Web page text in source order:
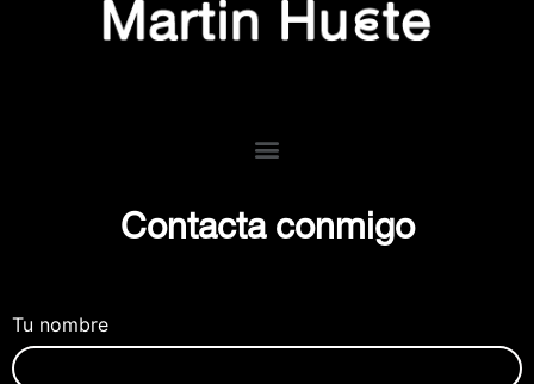
Contacta conmigo
Tu nombre